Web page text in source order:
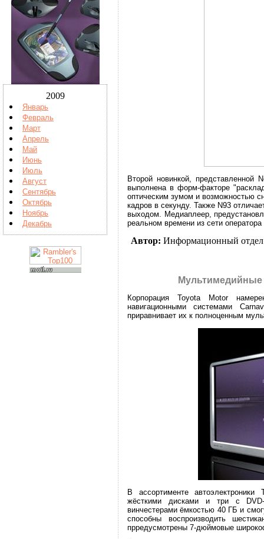
2009
Январь
Февраль
Март
Апрель
Май
Июнь
Июль
Август
Сентябрь
Октябрь
Ноябрь
Декабрь
Второй новинкой,
выполнена в форм-факторе
оптическим зумом и возможностью
кадров в секунду. Также N93
выходом. Медиаплеер,
реальном времени из сети
Автор: Информационный отдел
Мультимедийные
Корпорация Toyota Motor
навигационными системами
приравнивает их к полноценным
В ассортименте
жёсткими дисками и три с DVD-
винчестерами ёмкостью 40 ГБ и
способны воспроизводить
прредусмотрены 7-дюймовые